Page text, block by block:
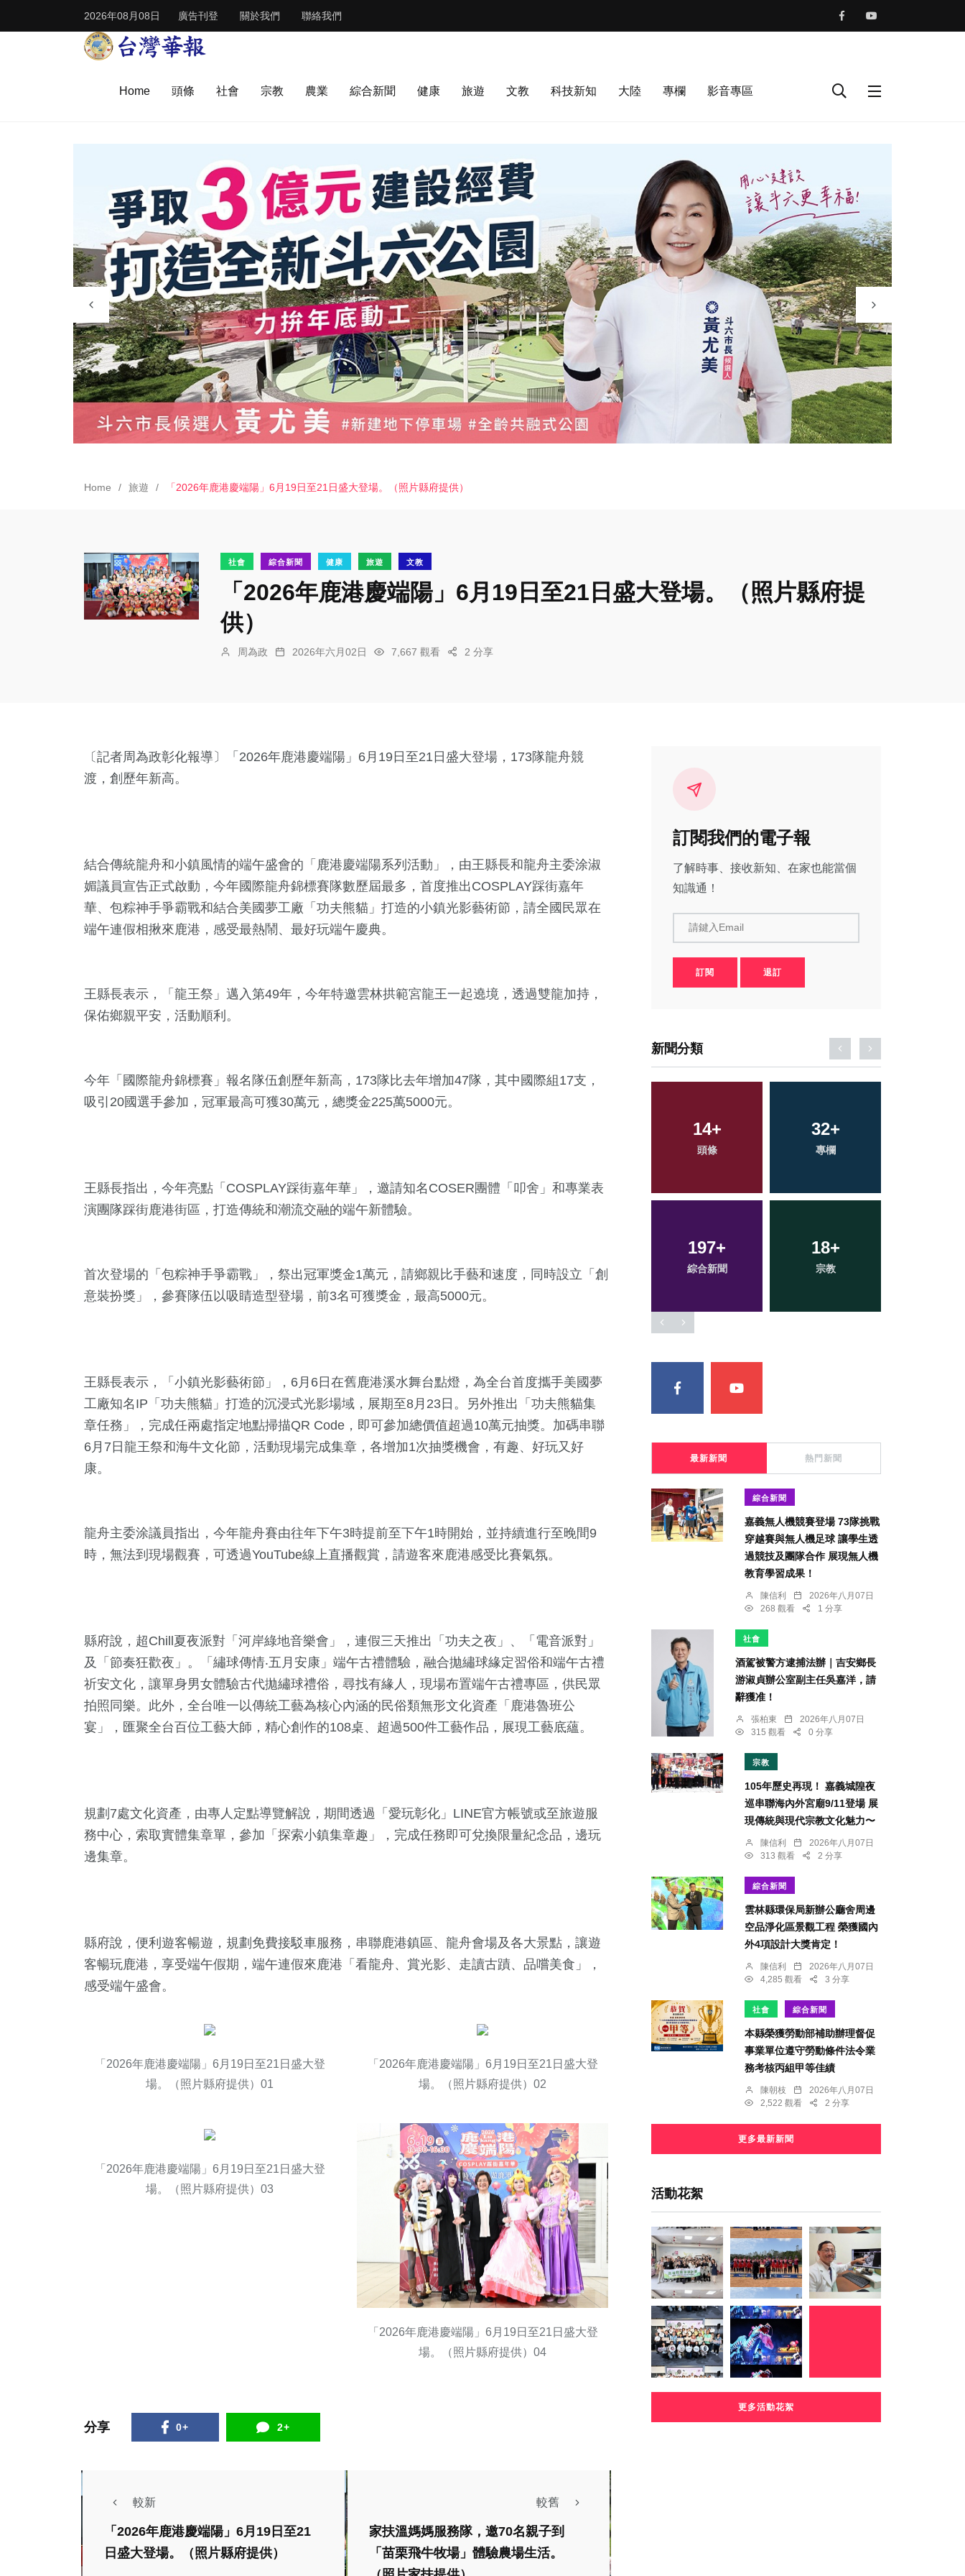
2026年08月08日 廣告刊登 關於我們 聯絡我們
Home 頭條 社會 宗教 農業 綜合新聞 健康 旅遊 文教 科技新知 大陸 專欄 影音專區
Home 旅遊 「2026年鹿港慶端陽」6月19日至21日盛大登場。（照片縣府提供）
社會 綜合新聞 健康 旅遊 文教
「2026年鹿港慶端陽」6月19日至21日盛大登場。（照片縣府提
供）
周為政 2026年六月02日 7,667 觀看 2 分享
〔記者周為政彰化報導〕「2026年鹿港慶端陽」6月19日至21日盛大登場，173隊龍舟競
渡，創歷年新高。
結合傳統龍舟和小鎮風情的端午盛會的「鹿港慶端陽系列活動」，由王縣長和龍舟主委涂淑
媚議員宣告正式啟動，今年國際龍舟錦標賽隊數歷屆最多，首度推出COSPLAY踩街嘉年
華、包粽神手爭霸戰和結合美國夢工廠「功夫熊貓」打造的小鎮光影藝術節，請全國民眾在
端午連假相揪來鹿港，感受最熱鬧、最好玩端午慶典。
王縣長表示，「龍王祭」邁入第49年，今年特邀雲林拱範宮龍王一起遶境，透過雙龍加持，
保佑鄉親平安，活動順利。
今年「國際龍舟錦標賽」報名隊伍創歷年新高，173隊比去年增加47隊，其中國際組17支，
吸引20國選手參加，冠軍最高可獲30萬元，總獎金225萬5000元。
王縣長指出，今年亮點「COSPLAY踩街嘉年華」，邀請知名COSER團體「叩舍」和專業表
演團隊踩街鹿港街區，打造傳統和潮流交融的端午新體驗。
首次登場的「包粽神手爭霸戰」，祭出冠軍獎金1萬元，請鄉親比手藝和速度，同時設立「創
意裝扮獎」，參賽隊伍以吸睛造型登場，前3名可獲獎金，最高5000元。
王縣長表示，「小鎮光影藝術節」，6月6日在舊鹿港溪水舞台點燈，為全台首度攜手美國夢
工廠知名IP「功夫熊貓」打造的沉浸式光影場域，展期至8月23日。另外推出「功夫熊貓集
章任務」，完成任兩處指定地點掃描QR Code，即可參加總價值超過10萬元抽獎。加碼串聯
6月7日龍王祭和海牛文化節，活動現場完成集章，各增加1次抽獎機會，有趣、好玩又好
康。
龍舟主委涂議員指出，今年龍舟賽由往年下午3時提前至下午1時開始，並持續進行至晚間9
時，無法到現場觀賽，可透過YouTube線上直播觀賞，請遊客來鹿港感受比賽氣氛。
縣府說，超Chill夏夜派對「河岸綠地音樂會」，連假三天推出「功夫之夜」、「電音派對」
及「節奏狂歡夜」。「繡球傳情‧五月安康」端午古禮體驗，融合拋繡球緣定習俗和端午古禮
祈安文化，讓單身男女體驗古代拋繡球禮俗，尋找有緣人，現場布置端午古禮專區，供民眾
拍照同樂。此外，全台唯一以傳統工藝為核心內涵的民俗類無形文化資產「鹿港魯班公
宴」，匯聚全台百位工藝大師，精心創作的108桌、超過500件工藝作品，展現工藝底蘊。
規劃7處文化資產，由專人定點導覽解說，期間透過「愛玩彰化」LINE官方帳號或至旅遊服
務中心，索取實體集章單，參加「探索小鎮集章趣」，完成任務即可兌換限量紀念品，邊玩
邊集章。
縣府說，便利遊客暢遊，規劃免費接駁車服務，串聯鹿港鎮區、龍舟會場及各大景點，讓遊
客暢玩鹿港，享受端午假期，端午連假來鹿港「看龍舟、賞光影、走讀古蹟、品嚐美食」，
感受端午盛會。
「2026年鹿港慶端陽」6月19日至21日盛大登
場。（照片縣府提供）01
「2026年鹿港慶端陽」6月19日至21日盛大登
場。（照片縣府提供）02
「2026年鹿港慶端陽」6月19日至21日盛大登
場。（照片縣府提供）03
「2026年鹿港慶端陽」6月19日至21日盛大登
場。（照片縣府提供）04
分享 0+ 2+
較新
「2026年鹿港慶端陽」6月19日至21
日盛大登場。（照片縣府提供）
較舊
家扶溫媽媽服務隊，邀70名親子到
「苗栗飛牛牧場」體驗農場生活。
頭條 宗教
綜合新聞 旅遊
賴總統親臨祀典大天
綜合新聞
旅遊
綜合新聞
旅遊 文教
咖啡茶香交織舊城故
訂閱我們的電子報
了解時事、接收新知、在家也能當個
知識通！
請鍵入Email
訂閱 退訂
新聞分類
旅遊 科技新知
14+
頭條
32+
專欄
197+
綜合新聞
18+
宗教
20+
農業
57+
健康
109+
社會
44+
旅遊
最新新聞 熱門新聞
綜合新聞
嘉義無人機競賽登場 73隊挑戰
穿越賽與無人機足球 讓學生透
過競技及團隊合作 展現無人機
教育學習成果！
陳信利
2026年八月07日
268 觀看
1 分享
社會
酒駕被警方逮捕法辦｜吉安鄉長
游淑貞辦公室副主任吳嘉洋，請
辭獲准！
張柏東
2026年八月07日
315 觀看
0 分享
宗教
105年歷史再現！ 嘉義城隍夜
巡串聯海內外宮廟9/11登場 展
現傳統與現代宗教文化魅力〜
陳信利
2026年八月07日
313 觀看
2 分享
綜合新聞
雲林縣環保局新辦公廳舍周邊
空品淨化區景觀工程 榮獲國內
外4項設計大獎肯定！
陳信利
2026年八月07日
4,285 觀看
3 分享
社會 綜合新聞
本縣榮獲勞動部補助辦理督促
事業單位遵守勞動條件法令業
務考核丙組甲等佳績
陳朝枝
2026年八月07日
2,522 觀看
2 分享
更多最新新聞
活動花絮
更多活動花絮